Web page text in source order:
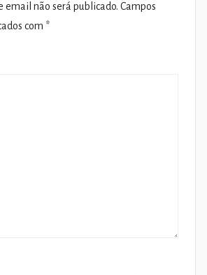
email não será publicado. Campos
com *